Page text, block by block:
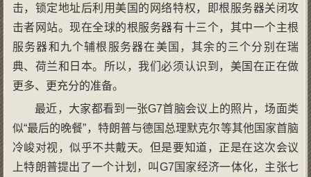
击，锁定地址后利用美国的网络特权，即根服务器关闭攻
击者网站。现在全球的根服务器有十三个，其中一个主根
服务器和九个辅根服务器在美国，其余的三个分别在瑞
典、荷兰和日本。所以，我们必须认识到，美国在正在做
更多、更充分的准备。
最近，大家都看到一张G7首脑会议上的照片，场面类
似“最后的晚餐”，特朗普与德国总理默克尔等其他国家首脑
冷峻对视，似乎不共戴天。但是要知道，正是在这次会议
上特朗普提出了一个计划，叫G7国家经济一体化，主张七